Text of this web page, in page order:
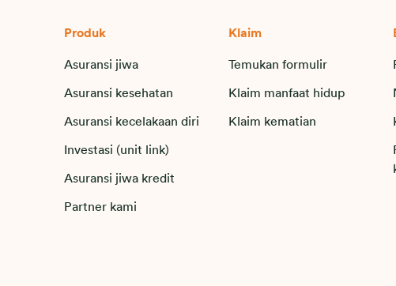
Produk
Asuransi jiwa
Asuransi kesehatan
Asuransi kecelakaan diri
Investasi (unit link)
Asuransi jiwa kredit
Partner kami
Klaim
Temukan formulir
Klaim manfaat hidup
Klaim kematian